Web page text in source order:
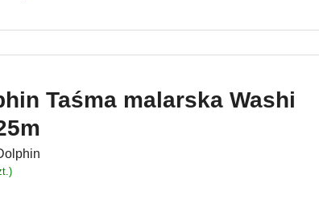
Taśma malarska Washi